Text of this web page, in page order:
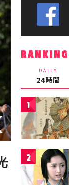
RANKING
DAILY
24時間
1
2